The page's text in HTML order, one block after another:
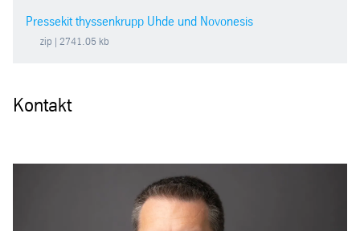
Pressekit thyssenkrupp Uhde und Novonesis
zip | 2741.05 kb
Kontakt